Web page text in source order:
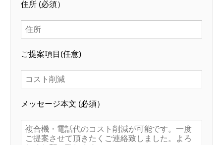
住所 (必須）
ご提案項目 (任意)
メッセージ本文 (必須）